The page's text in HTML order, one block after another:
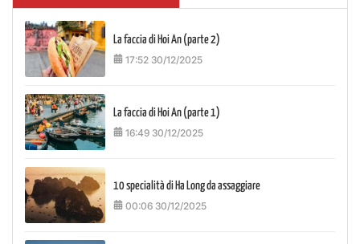
La faccia di Hoi An (parte 2)
17:52 30/12/2025
La faccia di Hoi An (parte 1)
16:49 30/12/2025
10 specialità di Ha Long da assaggiare
00:06 30/12/2025